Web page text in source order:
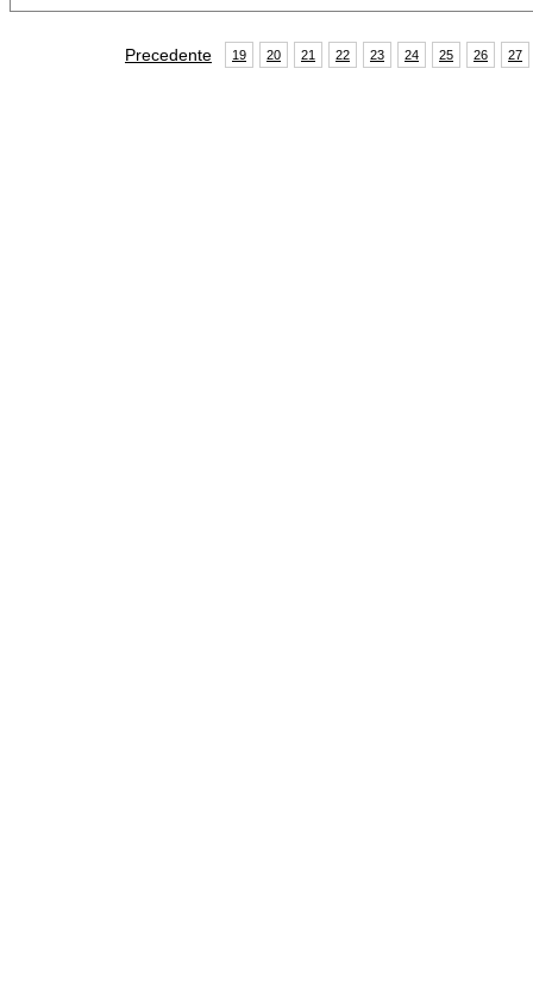
Precedente 19 20 21 22 23 24 25 26 27